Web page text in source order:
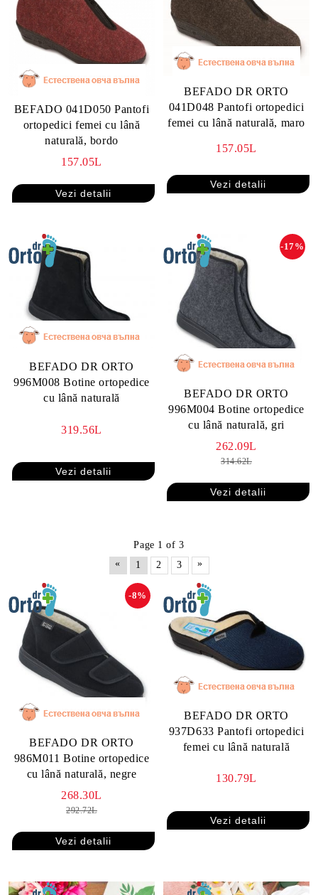
BEFADO 041D050 Pantofi
ortopedici femei cu lână
naturală, bordo
157.05L
Vezi detalii
BEFADO DR ORTO
041D048 Pantofi ortopedici
femei cu lână naturală, maro
157.05L
Vezi detalii
BEFADO DR ORTO
996M008 Botine ortopedice
cu lână naturală
319.56L
Vezi detalii
BEFADO DR ORTO
996M004 Botine ortopedice
cu lână naturală, gri
-17%
262.09L
314.62L
Vezi detalii
Page 1 of 3
«
1 2 3 »
BEFADO DR ORTO
986M011 Botine ortopedice
cu lână naturală, negre
-8%
268.30L
292.72L
Vezi detalii
BEFADO DR ORTO
937D633 Pantofi ortopedici
femei cu lână naturală
130.79L
Vezi detalii